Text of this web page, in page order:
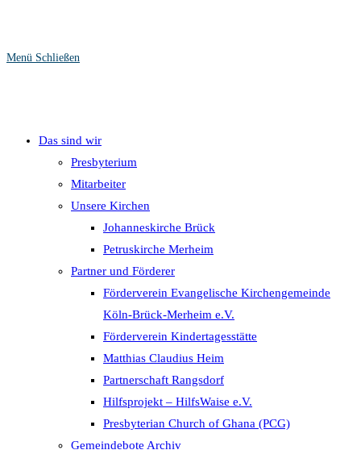
umschalten
Menü Schließen
Das sind wir
Presbyterium
Mitarbeiter
Unsere Kirchen
Johanneskirche Brück
Petruskirche Merheim
Partner und Förderer
Förderverein Evangelische Kirchengemeinde
Köln-Brück-Merheim e.V.
Förderverein Kindertagesstätte
Matthias Claudius Heim
Partnerschaft Rangsdorf
Hilfsprojekt – HilfsWaise e.V.
Presbyterian Church of Ghana (PCG)
Gemeindebote Archiv